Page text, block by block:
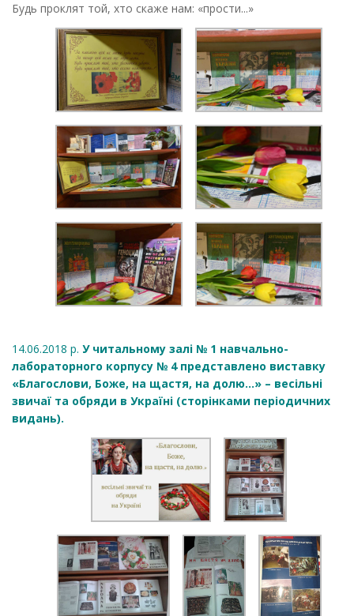
Будь проклят той, хто скаже нам: «прости...»
14.06.2018 р. У читальному залі № 1 навчально-
лабораторного корпусу № 4 представлено виставку
«Благослови, Боже, на щастя, на долю…» – весільні
звичаї та обряди в Україні (сторінками періодичних
видань).